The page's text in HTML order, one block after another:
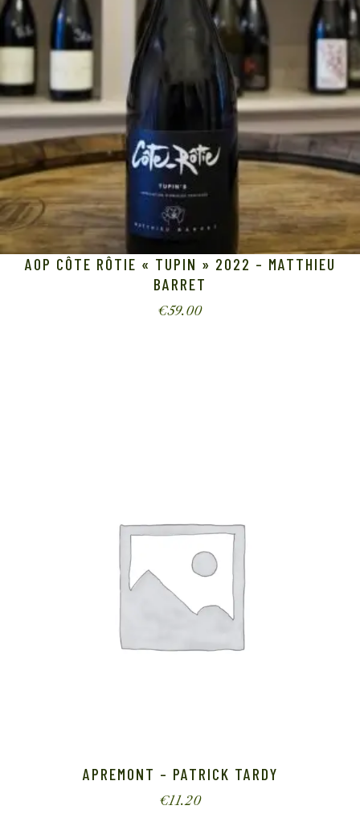
AOP CÔTE RÔTIE « TUPIN » 2022 – MATTHIEU
BARRET
€59.00
APREMONT – PATRICK TARDY
€11.20